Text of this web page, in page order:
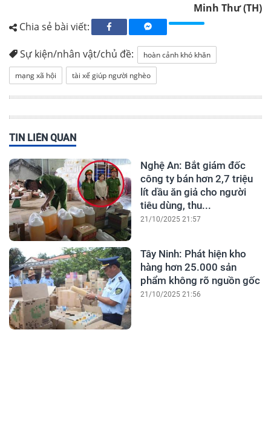
Minh Thư (TH)
Chia sẻ bài viết:
Sự kiện/nhân vật/chủ đề:
hoàn cảnh khó khăn
mạng xã hội
tài xế giúp người nghèo
TIN LIÊN QUAN
Nghệ An: Bắt giám đốc
công ty bán hơn 2,7 triệu
lít dầu ăn giả cho người
tiêu dùng, thu...
21/10/2025 21:57
Tây Ninh: Phát hiện kho
hàng hơn 25.000 sản
phẩm không rõ nguồn gốc
21/10/2025 21:56